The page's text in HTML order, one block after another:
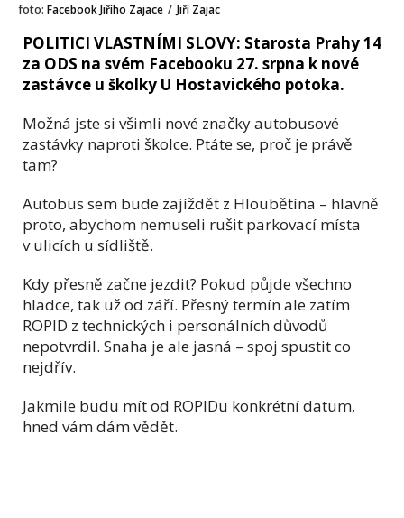
foto: Facebook Jiřího Zajace / Jiří Zajac
POLITICI VLASTNÍMI SLOVY: Starosta Prahy 14
za ODS na svém Facebooku 27. srpna k nové
zastávce u školky U Hostavického potoka.
Možná jste si všimli nové značky autobusové
zastávky naproti školce. Ptáte se, proč je právě
tam?
Autobus sem bude zajíždět z Hloubětína – hlavně
proto, abychom nemuseli rušit parkovací místa
v ulicích u sídliště.
Kdy přesně začne jezdit? Pokud půjde všechno
hladce, tak už od září. Přesný termín ale zatím
ROPID z technických i personálních důvodů
nepotvrdil. Snaha je ale jasná – spoj spustit co
nejdřív.
Jakmile budu mít od ROPIDu konkrétní datum,
hned vám dám vědět.